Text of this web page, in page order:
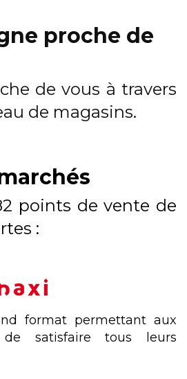
proche de
de vous à travers
de magasins.
points de vente de
:
format permettant aux
de satisfaire tous leurs